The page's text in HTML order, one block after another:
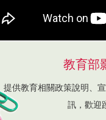
教育部
提供教育相關政策說明、
訊，歡迎